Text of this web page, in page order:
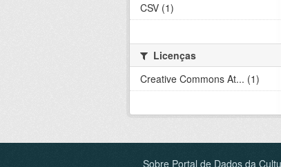
CSV (1)
Licenças
Creative Commons At... (1)
Sobre Portal de Dados da